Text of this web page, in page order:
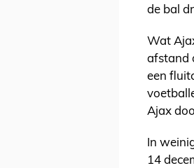
de bal
Wat
afstand
een
Ajax
In
14